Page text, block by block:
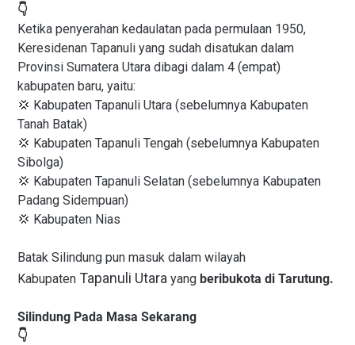
👇
Ketika penyerahan kedaulatan pada permulaan 1950,
Keresidenan Tapanuli yang sudah disatukan dalam
Provinsi Sumatera Utara dibagi dalam 4 (empat)
kabupaten baru, yaitu:
💢 Kabupaten Tapanuli Utara (sebelumnya Kabupaten
Tanah Batak)
💢 Kabupaten Tapanuli Tengah (sebelumnya Kabupaten
Sibolga)
💢 Kabupaten Tapanuli Selatan (sebelumnya Kabupaten
Padang Sidempuan)
💢 Kabupaten Nias
Batak Silindung pun masuk dalam wilayah
Kabupaten Tapanuli Utara yang beribukota di Tarutung.
Silindung Pada Masa Sekarang
👇